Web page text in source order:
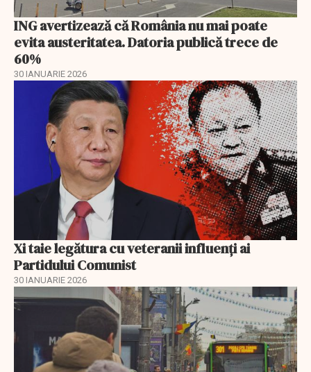
ING avertizează că România nu mai poate
evita austeritatea. Datoria publică trece de
60%
30 IANUARIE 2026
Xi taie legătura cu veteranii influenți ai
Partidului Comunist
30 IANUARIE 2026